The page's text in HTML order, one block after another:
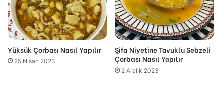
Yüksük Çorbası Nasıl Yapılır
25 Nisan 2023
Şifa Niyetine Tavuklu Sebzeli
Çorbası Nasıl Yapılır
2 Aralık 2023